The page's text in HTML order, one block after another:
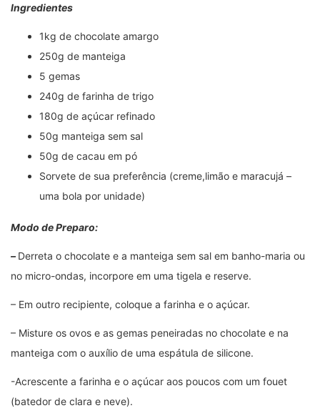
Ingredientes
1kg de chocolate amargo
250g de manteiga
5 gemas
240g de farinha de trigo
180g de açúcar refinado
50g manteiga sem sal
50g de cacau em pó
Sorvete de sua preferência (creme,limão e maracujá –
uma bola por unidade)
Modo de Preparo:
– Derreta o chocolate e a manteiga sem sal em banho-maria ou
no micro-ondas, incorpore em uma tigela e reserve.
– Em outro recipiente, coloque a farinha e o açúcar.
– Misture os ovos e as gemas peneiradas no chocolate e na
manteiga com o auxílio de uma espátula de silicone.
-Acrescente a farinha e o açúcar aos poucos com um fouet
(batedor de clara e neve).